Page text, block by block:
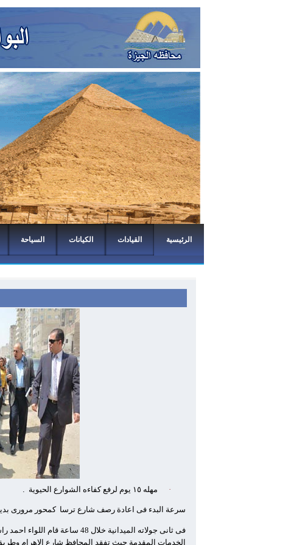
الرئيسية القيادات الكيانات السياحة
· مهله ١٥ يوم لرفع كفاءه الشوارع الحيوية .
سرعة البدء فى اعادة رصف شارع ترسا كمحور مرورى
فى ثانى جولاته الميدانية
الخدمات المقدمة حيث تفقد المحافظ شارع الاهرام